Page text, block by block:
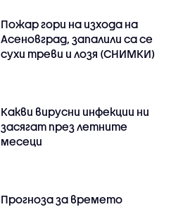
Пожар гори на изхода на
Асеновград, запалили са се
сухи треви и лозя (СНИМКИ)
Какви вирусни инфекции ни
засягат през летните
месеци
Прогноза за времето